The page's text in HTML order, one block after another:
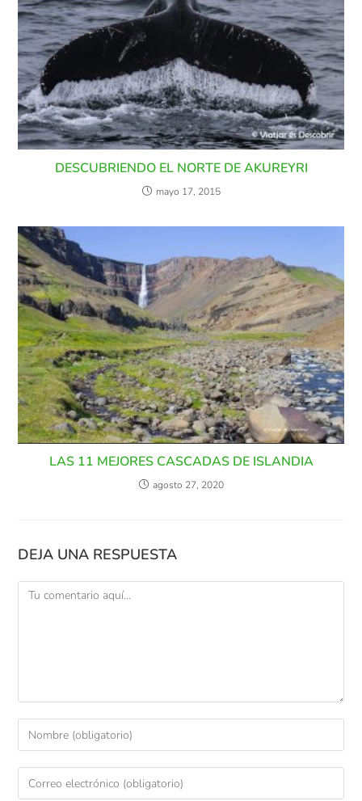
DESCUBRIENDO EL NORTE DE AKUREYRI
mayo 17, 2015
LAS 11 MEJORES CASCADAS DE ISLANDIA
agosto 27, 2020
DEJA UNA RESPUESTA